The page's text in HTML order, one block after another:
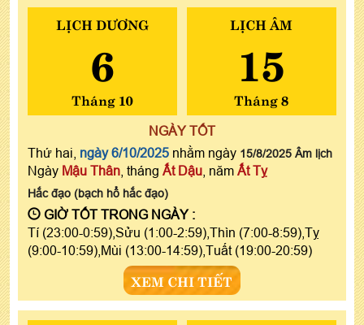
LỊCH DƯƠNG
6
Tháng 10
LỊCH ÂM
15
Tháng 8
NGÀY TỐT
Thứ hai, ngày 6/10/2025 nhằm ngày 15/8/2025 Âm lịch
Ngày Mậu Thân , tháng Ất Dậu , năm Ất Tỵ
Hắc đạo (bạch hổ hắc đạo)
GIỜ TỐT TRONG NGÀY :
Tí (23:00-0:59),Sửu (1:00-2:59),Thìn (7:00-8:59),Tỵ
(9:00-10:59),Mùi (13:00-14:59),Tuất (19:00-20:59)
XEM CHI TIẾT